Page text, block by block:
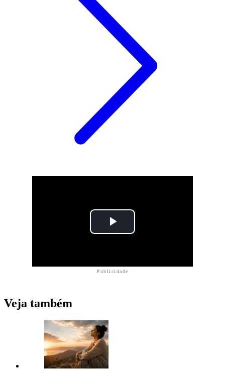
Publicidade
Veja também